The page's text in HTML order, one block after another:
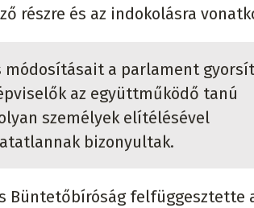
részre és az indokolásra
módosításait a parlament
az együttműködő tanú
személyek elítélésével
bizonyultak.
Büntetőbíróság felfüggesztette